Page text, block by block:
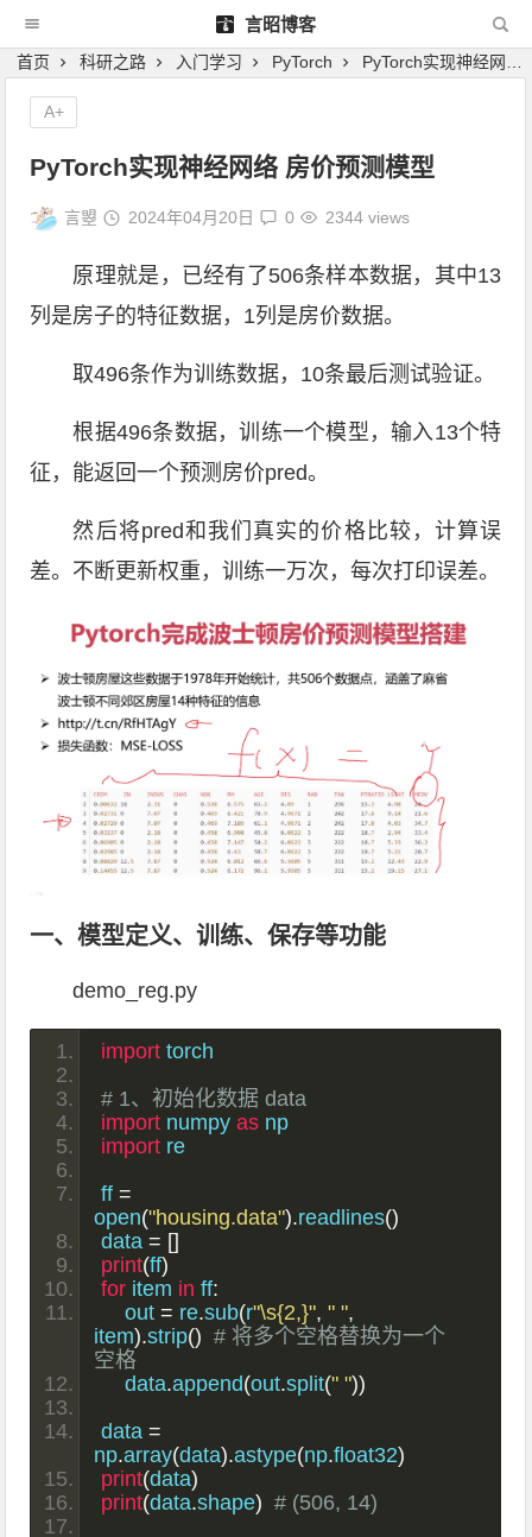
言昭博客
首页 科研之路 入门学习 PyTorch PyTorch实现神经网络 房价预测模型
PyTorch实现神经网络 房价预测模型
言曌 2024年04月20日 0 2344 views
原理就是，已经有了506条样本数据，其中13
列是房子的特征数据，1列是房价数据。
取496条作为训练数据，10条最后测试验证。
根据496条数据，训练一个模型，输入13个特
征，能返回一个预测房价pred。
然后将pred和我们真实的价格比较，计算误
差。不断更新权重，训练一万次，每次打印误差。
一、模型定义、训练、保存等功能
demo_reg.py
import torch
# 1、初始化数据 data
import numpy as np
import re
ff =
open("housing.data").readlines()
data = []
print(ff)
for item in ff:
    out
= re.sub(r"\s{2,}", " ",
item).strip() # 将多个空格替换为一个
空格
    data
.append(out.split(" "))
data =
np.array(data).astype(np.float32)
print(data)
print(data.shape) # (506, 14)
A+